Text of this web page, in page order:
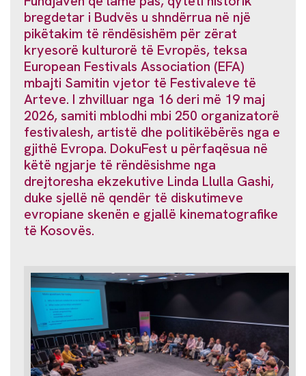
bregdetar i Budvës u shndërrua në një
pikëtakim të rëndësishëm për zërat
kryesorë kulturorë të Evropës, teksa
European Festivals Association (EFA)
mbajti Samitin vjetor të Festivaleve të
Arteve. I zhvilluar nga 16 deri më 19 maj
2026, samiti mblodhi mbi 250 organizatorë
festivalesh, artistë dhe politikëbërës nga e
gjithë Evropa. DokuFest u përfaqësua në
këtë ngjarje të rëndësishme nga
drejtoresha ekzekutive Linda Llulla Gashi,
duke sjellë në qendër të diskutimeve
evropiane skenën e gjallë kinematografike
të Kosovës.